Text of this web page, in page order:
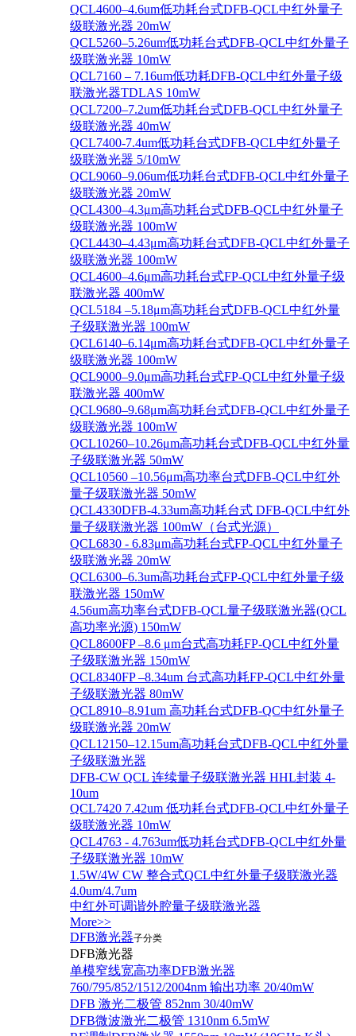
QCL4600–4.6um低功耗台式DFB-QCL中红外量子
级联激光器 20mW
QCL5260–5.26um低功耗台式DFB-QCL中红外量子
级联激光器 10mW
QCL7160 – 7.16um低功耗DFB-QCL中红外量子级
联激光器TDLAS 10mW
QCL7200–7.2um低功耗台式DFB-QCL中红外量子
级联激光器 40mW
QCL7400-7.4um低功耗台式DFB-QCL中红外量子
级联激光器 5/10mW
QCL9060–9.06um低功耗台式DFB-QCL中红外量子
级联激光器 20mW
QCL4300–4.3μm高功耗台式DFB-QCL中红外量子
级联激光器 100mW
QCL4430–4.43μm高功耗台式DFB-QCL中红外量子
级联激光器 100mW
QCL4600–4.6μm高功耗台式FP-QCL中红外量子级
联激光器 400mW
QCL5184 –5.18μm高功耗台式DFB-QCL中红外量
子级联激光器 100mW
QCL6140–6.14μm高功耗台式DFB-QCL中红外量子
级联激光器 100mW
QCL9000–9.0μm高功耗台式FP-QCL中红外量子级
联激光器 400mW
QCL9680–9.68μm高功耗台式DFB-QCL中红外量子
级联激光器 100mW
QCL10260–10.26μm高功耗台式DFB-QCL中红外量
子级联激光器 50mW
QCL10560 –10.56μm高功率台式DFB-QCL中红外
量子级联激光器 50mW
QCL4330DFB-4.33um高功耗台式 DFB-QCL中红外
量子级联激光器 100mW（台式光源）
QCL6830 - 6.83μm高功耗台式FP-QCL中红外量子
级联激光器 20mW
QCL6300–6.3um高功耗台式FP-QCL中红外量子级
联激光器 150mW
4.56um高功率台式DFB-QCL量子级联激光器(QCL
高功率光源) 150mW
QCL8600FP –8.6 μm台式高功耗FP-QCL中红外量
子级联激光器 150mW
QCL8340FP –8.34um 台式高功耗FP-QCL中红外量
子级联激光器 80mW
QCL8910–8.91um 高功耗台式DFB-QC中红外量子
级联激光器 20mW
QCL12150–12.15um高功耗台式DFB-QCL中红外量
子级联激光器
DFB-CW QCL 连续量子级联激光器 HHL封装 4-
10um
QCL7420 7.42um 低功耗台式DFB-QCL中红外量子
级联激光器 10mW
QCL4763 - 4.763um低功耗台式DFB-QCL中红外量
子级联激光器 10mW
1.5W/4W CW 整合式QCL中红外量子级联激光器
4.0um/4.7um
中红外可调谐外腔量子级联激光器
More>>
DFB激光器子分类
DFB激光器
单模窄线宽高功率DFB激光器
760/795/852/1512/2004nm 输出功率 20/40mW
DFB 激光二极管 852nm 30/40mW
DFB微波激光二极管 1310nm 6.5mW